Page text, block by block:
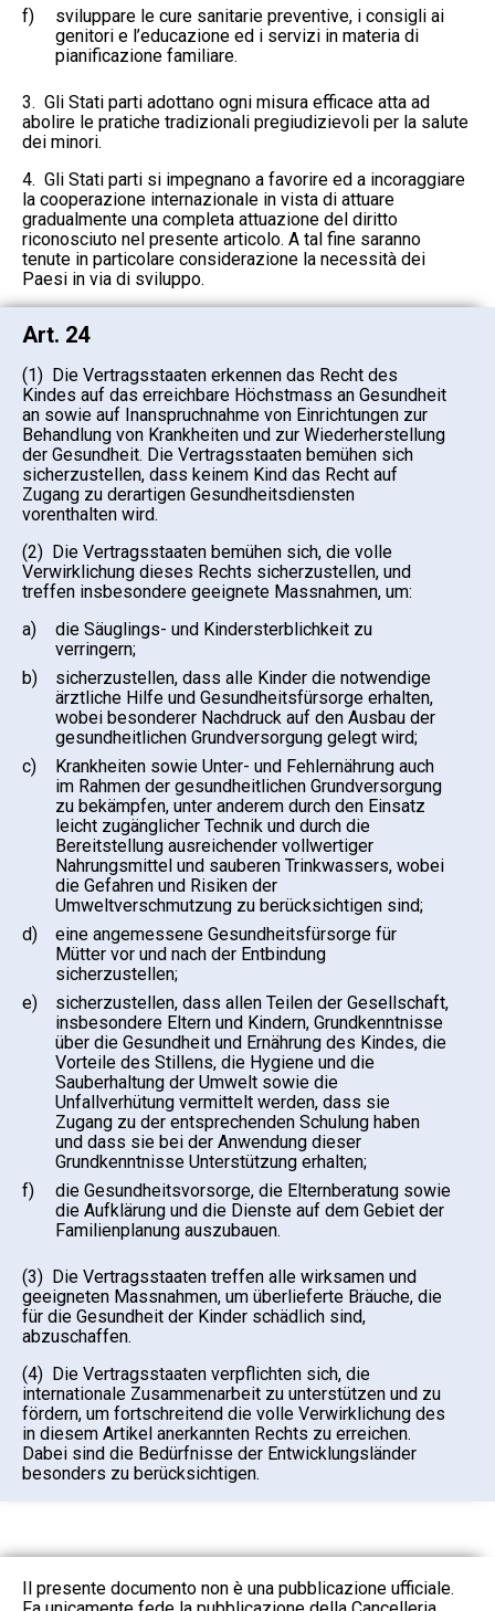
f)
sviluppare le cure sanitarie preventive, i consigli ai
genitori e l’educazione ed i servizi in materia di
pianificazione familiare.
3. Gli Stati parti adottano ogni misura efficace atta ad
abolire le pratiche tradizionali pregiudizievoli per la salute
dei minori.
4. Gli Stati parti si impegnano a favorire ed a incoraggiare
la cooperazione internazionale in vista di attuare
gradualmente una completa attuazione del diritto
riconosciuto nel presente articolo. A tal fine saranno
tenute in particolare considerazione la necessità dei
Paesi in via di sviluppo.
Art. 24
(1) Die Vertragsstaaten erkennen das Recht des
Kindes auf das erreichbare Höchstmass an Gesundheit
an sowie auf Inanspruchnahme von Einrichtungen zur
Behandlung von Krankheiten und zur Wiederherstellung
der Gesundheit. Die Vertragsstaaten bemühen sich
sicherzustellen, dass keinem Kind das Recht auf
Zugang zu derartigen Gesundheitsdiensten
vorenthalten wird.
(2) Die Vertragsstaaten bemühen sich, die volle
Verwirklichung dieses Rechts sicherzustellen, und
treffen insbesondere geeignete Massnahmen, um:
a)
die Säuglings- und Kindersterblichkeit zu
verringern;
b)
sicherzustellen, dass alle Kinder die notwendige
ärztliche Hilfe und Gesundheitsfürsorge erhalten,
wobei besonderer Nachdruck auf den Ausbau der
gesundheitlichen Grundversorgung gelegt wird;
c)
Krankheiten sowie Unter- und Fehlernährung auch
im Rahmen der gesundheitlichen Grundversorgung
zu bekämpfen, unter anderem durch den Einsatz
leicht zugänglicher Technik und durch die
Bereitstellung ausreichender vollwertiger
Nahrungsmittel und sauberen Trinkwassers, wobei
die Gefahren und Risiken der
Umweltverschmutzung zu berücksichtigen sind;
d)
eine angemessene Gesundheitsfürsorge für
Mütter vor und nach der Entbindung
sicherzustellen;
e)
sicherzustellen, dass allen Teilen der Gesellschaft,
insbesondere Eltern und Kindern, Grundkenntnisse
über die Gesundheit und Ernährung des Kindes, die
Vorteile des Stillens, die Hygiene und die
Sauberhaltung der Umwelt sowie die
Unfallverhütung vermittelt werden, dass sie
Zugang zu der entsprechenden Schulung haben
und dass sie bei der Anwendung dieser
Grundkenntnisse Unterstützung erhalten;
f)
die Gesundheitsvorsorge, die Elternberatung sowie
die Aufklärung und die Dienste auf dem Gebiet der
Familienplanung auszubauen.
(3) Die Vertragsstaaten treffen alle wirksamen und
geeigneten Massnahmen, um überlieferte Bräuche, die
für die Gesundheit der Kinder schädlich sind,
abzuschaffen.
(4) Die Vertragsstaaten verpflichten sich, die
internationale Zusammenarbeit zu unterstützen und zu
fördern, um fortschreitend die volle Verwirklichung des
in diesem Artikel anerkannten Rechts zu erreichen.
Dabei sind die Bedürfnisse der Entwicklungsländer
besonders zu berücksichtigen.
Il presente documento non è una pubblicazione ufficiale.